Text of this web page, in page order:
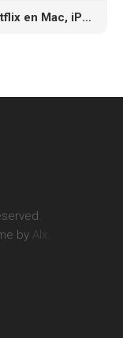
Cómo descargar películas de Netflix en Mac, iPhone y iPad
by Alx.